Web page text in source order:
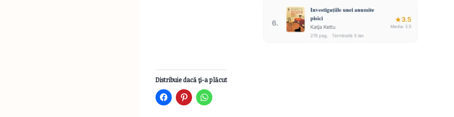
Distribuie dacă ţi-a plăcut